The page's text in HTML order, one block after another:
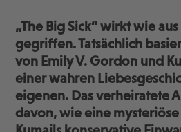
„The Big Sick“ wirkt wie
gegriffen. Tatsächlich
von Emily V. Gordon und
einer wahren
eigenen. Das verheiratete
davon, wie eine